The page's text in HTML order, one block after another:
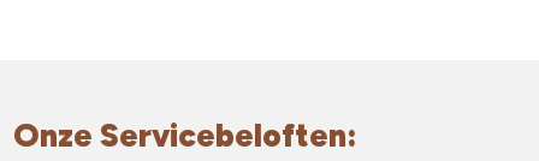
Onze Servicebeloften: